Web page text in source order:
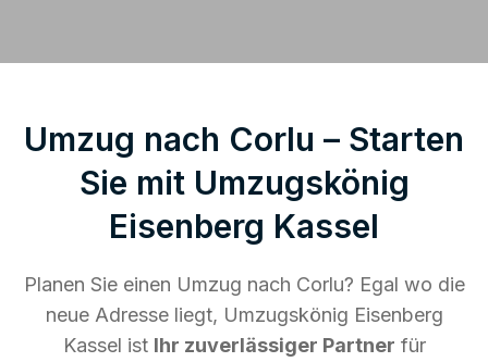
Umzug nach Corlu – Starten
Sie mit Umzugskönig
Eisenberg Kassel
Planen Sie einen Umzug nach Corlu? Egal wo die
neue Adresse liegt, Umzugskönig Eisenberg
Kassel ist Ihr zuverlässiger Partner für